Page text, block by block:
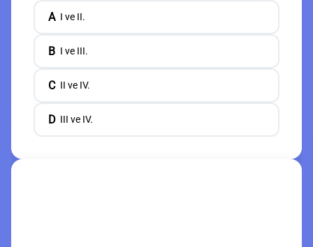
A I ve II.
B I ve III.
C II ve IV.
D III ve IV.